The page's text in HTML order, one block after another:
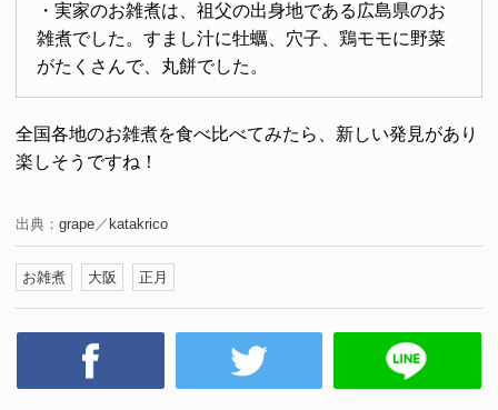
・実家のお雑煮は、祖父の出身地である広島県のお
雑煮でした。すまし汁に牡蠣、穴子、鶏モモに野菜
がたくさんで、丸餅でした。
全国各地のお雑煮を食べ比べてみたら、新しい発見があり
楽しそうですね！
出典： grape ／katakrico
お雑煮 大阪 正月